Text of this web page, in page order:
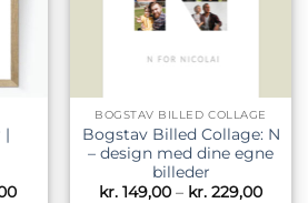
|
Prisinterval:
BOGSTAV BILLED COLLAGE
Bogstav Billed Collage: N
– design med dine egne
billeder
kr. 149,00 – kr. 229,00